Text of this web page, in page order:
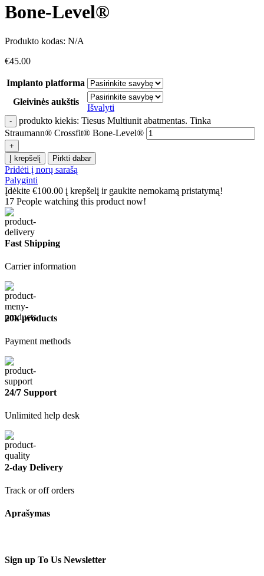
Bone-Level®
Produkto kodas: N/A
€45.00
Implanto platforma
Gleivinės aukštis
Išvalyti
produkto kiekis: Tiesus Multiunit abatmentas. Tinka
Straumann® Crossfit® Bone-Level®
Į krepšelį Pirkti dabar
Pridėti į norų sarašą
Palyginti
Įdėkite €100.00 į krepšelį ir gaukite nemokamą pristatymą!
17 People watching this product now!
Fast Shipping
Carrier information
20k products
Payment methods
24/7 Support
Unlimited help desk
2-day Delivery
Track or off orders
Aprašymas
Sign up To Us Newsletter